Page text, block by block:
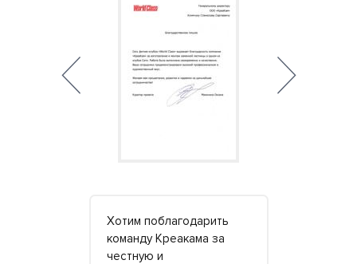
Хотим поблагодарить
команду Креакама за
честную и